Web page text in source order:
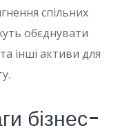
спільних
обєднувати
інші активи для
бізнес-